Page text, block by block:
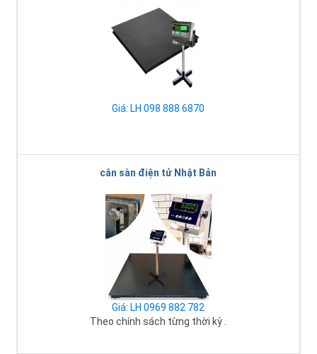
Giá: LH 098 888 6870
cân sàn điện tử Nhật Bản
Giá: LH 0969 882 782
Theo chính sách từng thời kỳ .